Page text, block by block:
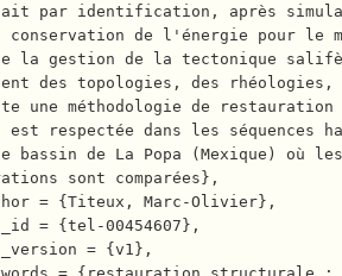
par identification, après
de l'énergie pour le
la gestion de la tectonique
des topologies, des rhéologies,
une méthodologie de
est respectée dans les séquences
bassin de La Popa (Mexique) où
sont comparées},